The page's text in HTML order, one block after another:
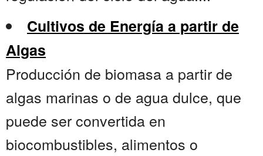
Cultivos de Energía a partir de
Algas
Producción de biomasa a partir de
algas marinas o de agua dulce, que
puede ser convertida en
biocombustibles, alimentos o